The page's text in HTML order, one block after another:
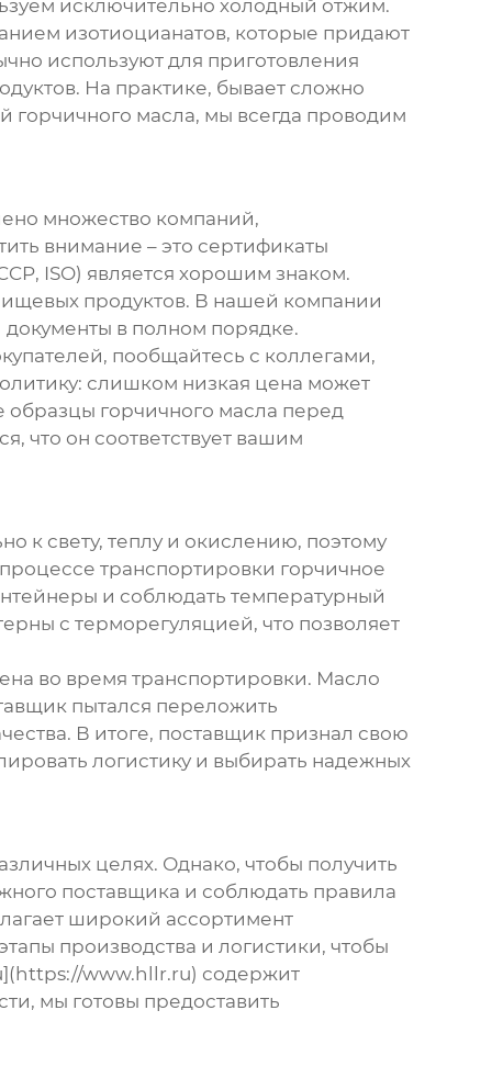
исключительно холодный отжим.
изотиоцианатов, которые придают
используют для приготовления
На практике, бывает сложно
горчичного масла, мы всегда проводим
множество компаний,
внимание – это сертификаты
ISO) является хорошим знаком.
продуктов. В нашей компании
в полном порядке.
пообщайтесь с коллегами,
слишком низкая цена может
образцы горчичного масла перед
что он соответствует вашим
к свету, теплу и окислению, поэтому
транспортировки горчичное
и соблюдать температурный
с терморегуляцией, что позволяет
во время транспортировки. Масло
пытался переложить
В итоге, поставщик признал свою
логистику и выбирать надежных
целях. Однако, чтобы получить
поставщика и соблюдать правила
широкий ассортимент
производства и логистики, чтобы
www.hllr.ru) содержит
мы готовы предоставить